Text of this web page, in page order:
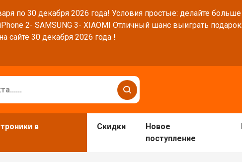
по 30 декабря 2026 года! Условия простые: делайте больше
2- SAMSUNG 3- XIAOMI Отличный шанс выиграть подарок
сайте 30 декабря 2026 года !
в
Скидки
Новое
поступление